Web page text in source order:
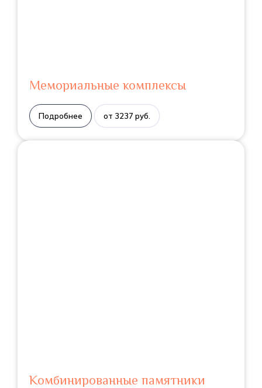
Мемориальные комплексы
Подробнее от 3237 руб.
Комбинированные памятники